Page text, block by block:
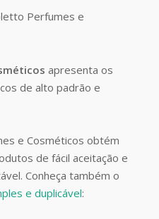
Perfumes e
apresenta os
de alto padrão e
e Cosméticos obtém
de fácil aceitação e
Conheça também o
e duplicável: